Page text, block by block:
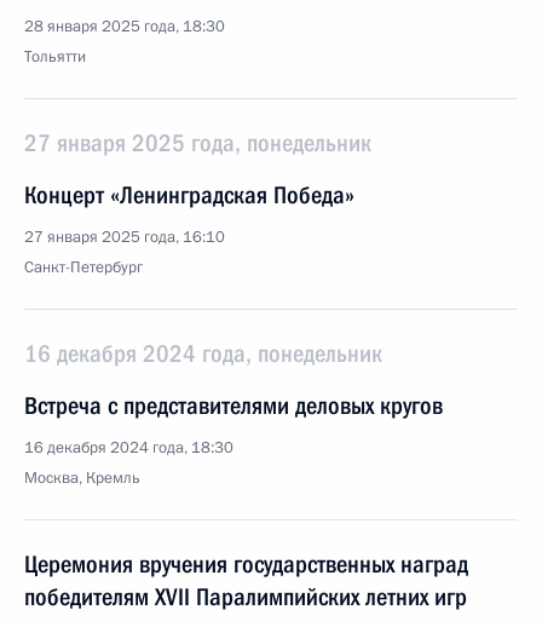
28 января 2025 года, 18:30
Тольятти
27 января 2025 года, понедельник
Концерт «Ленинградская Победа»
27 января 2025 года, 16:10
Санкт-Петербург
16 декабря 2024 года, понедельник
Встреча с представителями деловых кругов
16 декабря 2024 года, 18:30
Москва, Кремль
Церемония вручения государственных наград
победителям ХVII Паралимпийских летних игр